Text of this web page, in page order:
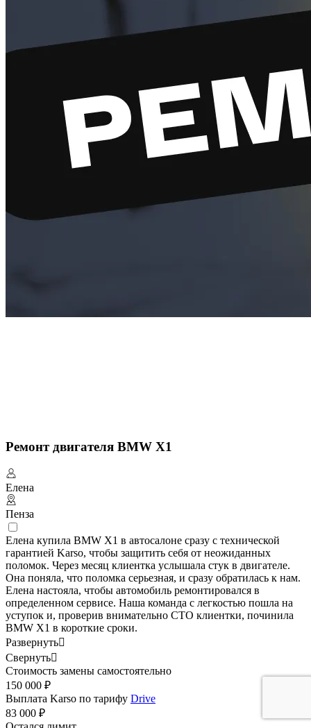
Ремонт двигателя BMW X1
Елена
Пенза
Елена купила BMW X1 в автосалоне сразу с технической
гарантией Karso, чтобы защитить себя от неожиданных
поломок. Через месяц клиентка услышала стук в двигателе.
Она поняла, что поломка серьезная, и сразу обратилась к нам.
Елена настояла, чтобы автомобиль ремонтировался в
определенном сервисе. Наша команда с легкостью пошла на
уступок и, проверив внимательно СТО клиентки, починила
BMW X1 в короткие сроки.
Развернуть
Свернуть
Стоимость замены самостоятельно
150 000 ₽
Выплата Karso по тарифу Drive
83 000 ₽